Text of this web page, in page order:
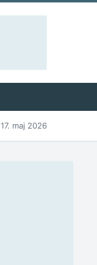
17. maj 2026